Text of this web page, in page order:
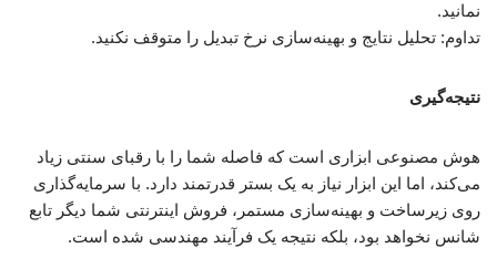
نمانید.
تداوم: تحلیل نتایج و بهینه‌سازی نرخ تبدیل را متوقف نکنید.
نتیجه‌گیری
هوش مصنوعی ابزاری است که فاصله شما را با رقبای سنتی زیاد
می‌کند، اما این ابزار نیاز به یک بستر قدرتمند دارد. با سرمایه‌گذاری
روی زیرساخت و بهینه‌سازی مستمر، فروش اینترنتی شما دیگر تابع
شانس نخواهد بود، بلکه نتیجه یک فرآیند مهندسی شده است.